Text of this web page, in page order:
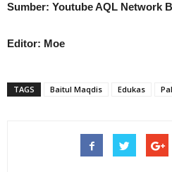
Sumber: Youtube AQL Network
Editor: Moe
TAGS Baitul Maqdis Edukas